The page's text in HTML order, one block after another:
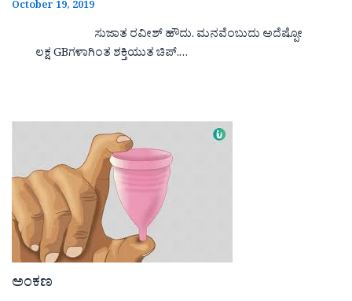
October 19, 2019
ಸುಜಾತ ರವೀಶ್ ಹೌದು. ಮನವೆಂಬುದು ಅದೆಷ್ಪೋ
ಲಕ್ಷ GBಗಳಾಗಿಂತ ಶಕ್ತಿಯುತ ಚಿಪ್.…
ಅಂಕಣ